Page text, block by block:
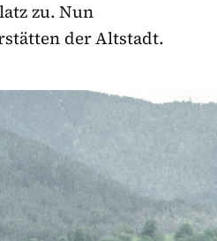
zu. Nun
der Altstadt.